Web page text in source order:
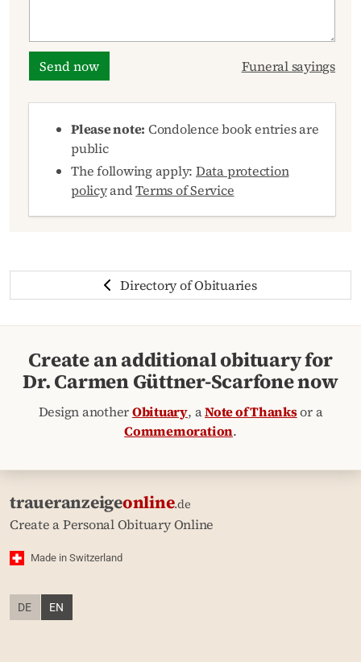
Send now Funeral sayings
Please note: Condolence book entries are
public
The following apply: Data protection
policyandTerms of Service
Directory of Obituaries
Create an additional obituary for
Dr. Carmen Güttner-Scarfone now
Design anotherObituary, aNote of Thanksor a
Commemoration.
traueranzeigeonline.de
Create a Personal Obituary Online
Made in Switzerland
DE EN